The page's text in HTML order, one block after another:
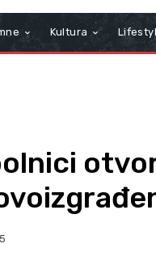
Kultura